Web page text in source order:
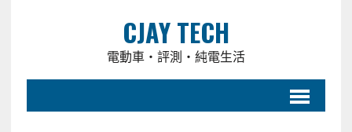
CJAY TECH
電動車・評測・純電生活